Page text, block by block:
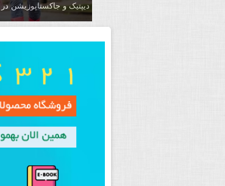
دیپتیک و جاکستا‌پوزیشن